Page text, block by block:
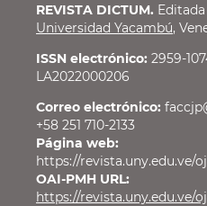
REVISTA DICTUM.
Universidad Yacambú,
ISSN electrónico: 2959-
LA2022000206
Correo electrónico:
+58 251 710-2133
Página web:
https://revista.uny.edu.ve/
OAI-PMH URL:
https://revista.uny.edu.ve/